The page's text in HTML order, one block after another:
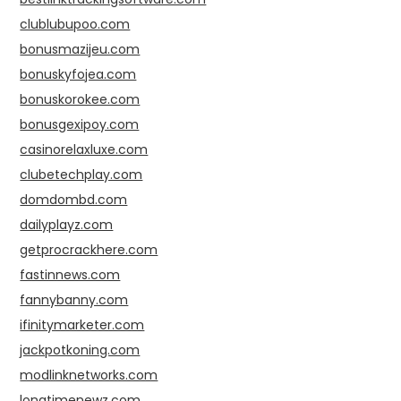
clublubupoo.com
bonusmazijeu.com
bonuskyfojea.com
bonuskorokee.com
bonusgexipoy.com
casinorelaxluxe.com
clubetechplay.com
domdombd.com
dailyplayz.com
getprocrackhere.com
fastinnews.com
fannybanny.com
ifinitymarketer.com
jackpotkoning.com
modlinknetworks.com